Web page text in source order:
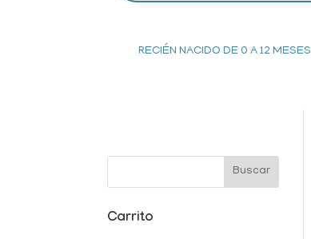
RECIÉN NACIDO DE 0 A 12 MESES
Carrito